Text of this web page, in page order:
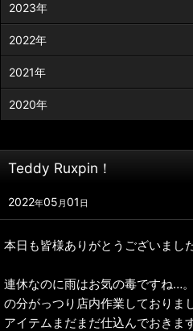
Teddy Ruxpin！
2022年05 月01 日
本日も皆様ありがとうございまし
連休なのに雨はお気の毒ですね…
の分がっつり店内作業しておりま
アイテムまだまだ仕込んでおきま
2023年
2022年
2021年
2020年